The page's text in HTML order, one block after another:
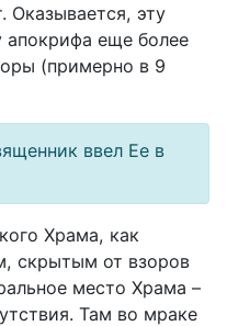
Оказывается, эту
апокрифа еще более
(примерно в 9
ввел Ее в
Храма, как
скрытым от взоров
место Храма –
Там во мраке